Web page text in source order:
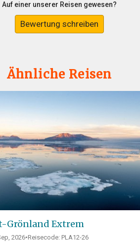
Auf einer unserer Reisen gewesen?
Bewertung schreiben
Ähnliche Reisen
Grönland Extrem
2026•Reisecode: PLA12-26